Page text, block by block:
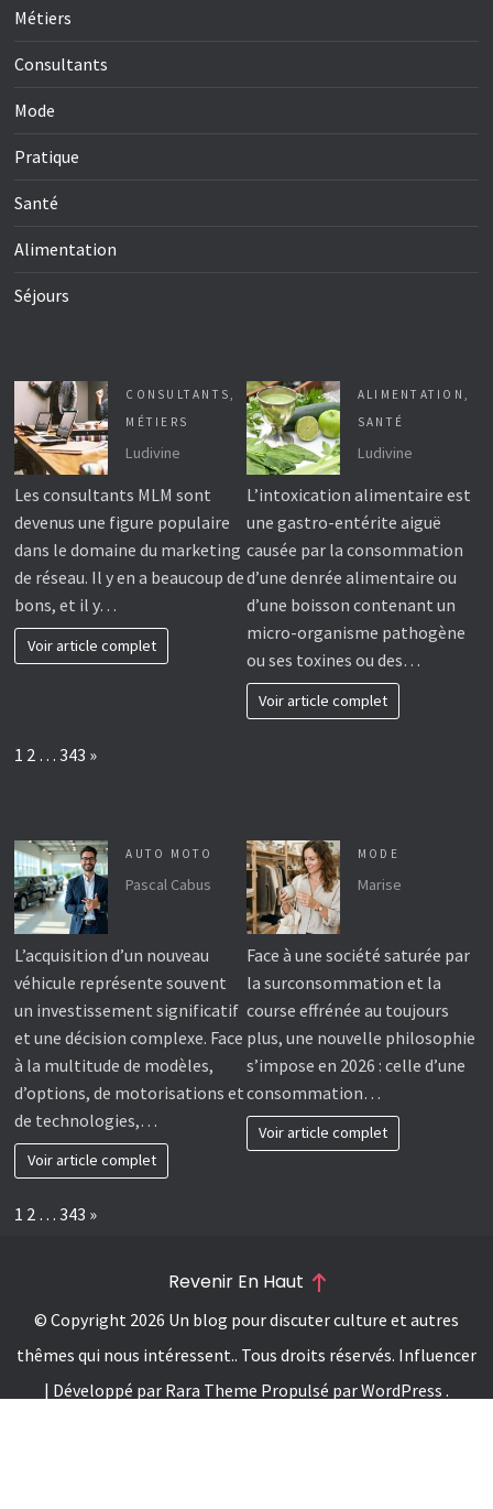
Métiers
Consultants
Mode
Pratique
Santé
Alimentation
Séjours
CONSULTANTS,
MÉTIERS
Ludivine
Les consultants MLM sont
devenus une figure populaire
dans le domaine du marketing
de réseau. Il y en a beaucoup de
bons, et il y…
Voir article complet
ALIMENTATION ,
SANTÉ
Ludivine
L’intoxication alimentaire est
une gastro-entérite aiguë
causée par la consommation
d’une denrée alimentaire ou
d’une boisson contenant un
micro-organisme pathogène
ou ses toxines ou des…
Voir article complet
Page:
1 2 … 343 Next
»
AUTO MOTO
Pascal Cabus
L’acquisition d’un nouveau
véhicule représente souvent
un investissement significatif
et une décision complexe. Face
à la multitude de modèles,
d’options, de motorisations et
de technologies,…
Voir article complet
MODE
Marise
Face à une société saturée par
la surconsommation et la
course effrénée au toujours
plus, une nouvelle philosophie
s’impose en 2026 : celle d’une
consommation…
Voir article complet
Page:
1 2 … 343 Next
»
© Copyright 2026 Un blog pour discuter culture et autres
thêmes qui nous intéressent.. Tous droits réservés. Influencer
| Développé par Rara Theme Propulsé parWordPress .
Revenir En Haut